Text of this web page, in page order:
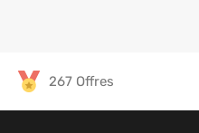
267 Offres